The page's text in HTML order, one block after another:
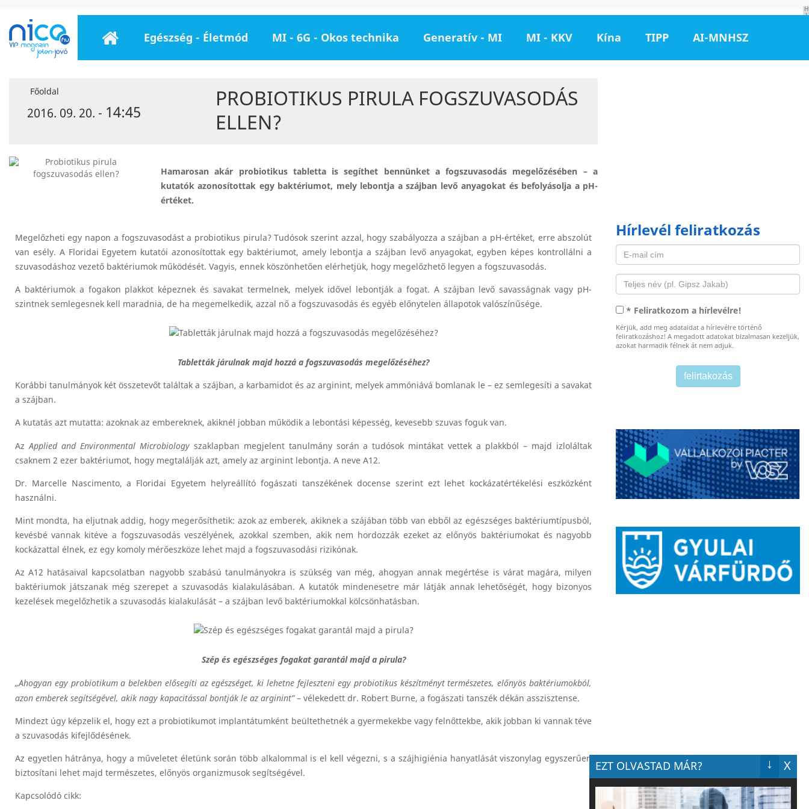
H
I
Egészség - Életmód MI - 6G - Okos technika Generatív - MI MI - KKV Kína TIPP AI-MNHSZ
Főoldal
2016. 09. 20. - 14:45
PROBIOTIKUS PIRULA FOGSZUVASODÁS
ELLEN?
Hamarosan akár probiotikus tabletta is segíthet bennünket a fogszuvasodás megelőzésében – a
kutatók azonosítottak egy baktériumot, mely lebontja a szájban levő anyagokat és befolyásolja a pH-
értéket.
Megelőzheti egy napon a fogszuvasodást a probiotikus pirula? Tudósok szerint azzal, hogy szabályozza a szájban a pH-értéket, erre abszolút
van esély. A Floridai Egyetem kutatói azonosítottak egy baktériumot, amely lebontja a szájban levő anyagokat, egyben képes kontrollálni a
szuvasodáshoz vezető baktériumok működését. Vagyis, ennek köszönhetően elérhetjük, hogy megelőzhető legyen a fogszuvasodás.
A baktériumok a fogakon plakkot képeznek és savakat termelnek, melyek idővel lebontják a fogat. A szájban levő savasságnak vagy pH-
szintnek semlegesnek kell maradnia, de ha megemelkedik, azzal nő a fogszuvasodás és egyéb előnytelen állapotok valószínűsége.
Tabletták járulnak majd hozzá a fogszuvasodás megelőzéséhez?
Korábbi tanulmányok két összetevőt találtak a szájban, a karbamidot és az arginint, melyek ammóniává bomlanak le – ez semlegesíti a savakat
a szájban.
A kutatás azt mutatta: azoknak az embereknek, akiknél jobban működik a lebontási képesség, kevesebb szuvas foguk van.
AzApplied and Environmental Microbiologyszaklapban megjelent tanulmány során a tudósok mintákat vettek a plakkból – majd izloláltak
csaknem 2 ezer baktériumot, hogy megtalálják azt, amely az arginint lebontja. A neve A12.
Dr. Marcelle Nascimento, a Floridai Egyetem helyreállító fogászati tanszékének docense szerint ezt lehet kockázatértékelési eszközként
használni.
Mint mondta, ha eljutnak addig, hogy megerősíthetik: azok az emberek, akiknek a szájában több van ebből az egészséges baktériumtípusból,
kevésbé vannak kitéve a fogszuvasodás veszélyének, azokkal szemben, akik nem hordozzák ezeket az előnyös baktériumokat és nagyobb
kockázattal élnek, ez egy komoly mérőeszköze lehet majd a fogszuvasodási rizikónak.
Az A12 hatásaival kapcsolatban nagyobb szabású tanulmányokra is szükség van még, ahogyan annak megértése is várat magára, milyen
baktériumok játszanak még szerepet a szuvasodás kialakulásában. A kutatók mindenesetre már látják annak lehetőségét, hogy bizonyos
kezelések megelőzhetik a szuvasodás kialakulását – a szájban levő baktériumokkal kölcsönhatásban.
Szép és egészséges fogakat garantál majd a pirula?
„Ahogyan egy probiotikum a belekben elősegíti az egészséget, ki lehetne fejleszteni egy probiotikus készítményt természetes, előnyös baktériumokból,
azon emberek segítségével, akik nagy kapacitással bontják le az arginint”– vélekedett dr. Robert Burne, a fogászati tanszék dékán asszisztense.
Mindezt úgy képzelik el, hogy ezt a probiotikumot implantátumként beültethetnék a gyermekekbe vagy felnőttekbe, akik jobban ki vannak téve
a szuvasodás kifejlődésének.
Az egyetlen hátránya, hogy a műveletet életünk során több alkalommal is el kell végezni, s a szájhigiénia hanyatlását viszonylag egyszerűen
biztosítani lehet majd természetes, előnyös organizmusok segítségével.
Kapcsolódó cikk:
Hírlevél feliratkozás
* Feliratkozom a hírlevélre!
Kérjük, add meg adataidat a hírlevélre történő
feliratkozáshoz! A megadott adatokat bizalmasan kezeljük,
azokat harmadik félnek át nem adjuk.
EZT OLVASTAD MÁR? X
↓